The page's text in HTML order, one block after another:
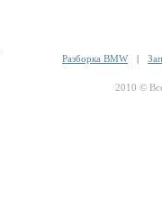
Разборка BMW |
2010 ©